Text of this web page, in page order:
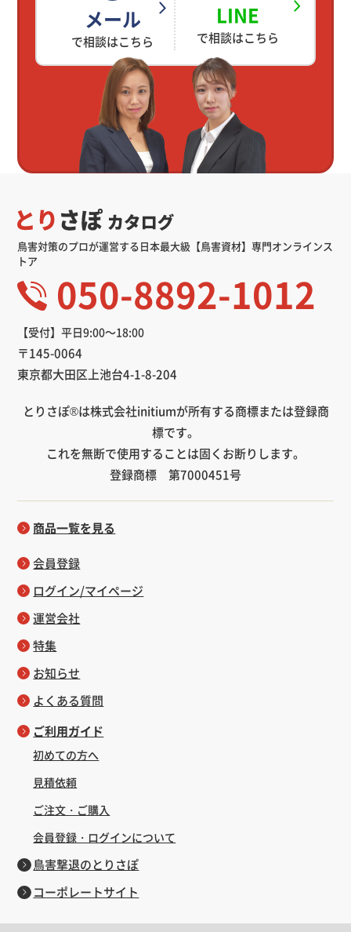
メール
で相談はこちら
LINE
で相談はこちら
鳥害対策のプロが運営する日本最大級【鳥害資材】専門オンラインス
トア
050-8892-1012
【受付】平日9:00～18:00
〒145-0064
東京都大田区上池台4-1-8-204
とりさぽ®は株式会社initiumが所有する商標または登録商
標です。
これを無断で使用することは固くお断りします。
登録商標 第7000451号
商品一覧を見る
会員登録
ログイン/マイページ
運営会社
特集
お知らせ
よくある質問
ご利用ガイド
初めての方へ
見積依頼
ご注文・ご購入
会員登録・ログインについて
鳥害撃退のとりさぽ
コーポレートサイト